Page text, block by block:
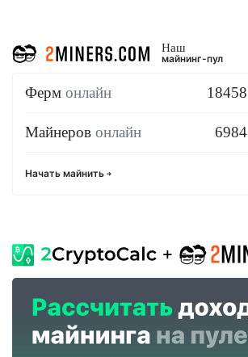
Наш
майнинг-пул
Ферм онлайн 18458
Майнеров онлайн 6984
Начать майнить